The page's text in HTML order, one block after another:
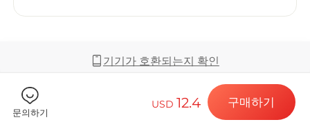
데이터 요금
기기가 호환되는지 확인
커버리지 및 네트워크
문의하기
USD 12.4 구매하기